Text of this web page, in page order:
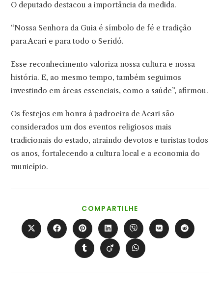
O deputado destacou a importância da medida.
“Nossa Senhora da Guia é símbolo de fé e tradição
para Acari e para todo o Seridó.
Esse reconhecimento valoriza nossa cultura e nossa
história. E, ao mesmo tempo, também seguimos
investindo em áreas essenciais, como a saúde”, afirmou.
Os festejos em honra à padroeira de Acari são
considerados um dos eventos religiosos mais
tradicionais do estado, atraindo devotos e turistas todos
os anos, fortalecendo a cultura local e a economia do
município.
COMPARTILHE
ESTE
CONTEÚDO
Abre
em
Abre
em
Abre
em
uma
nova
janela
Abre
em
uma
nova
janela
Abre
em
uma
nova
janela
Abre
em
Abre
em
Abre
em
Abre
em
Abre
em